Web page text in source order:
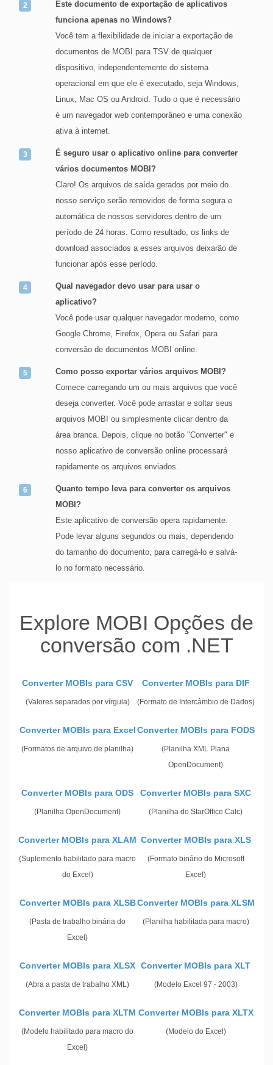
Este documento de exportação de aplicativos
funciona apenas no Windows?
Você tem a flexibilidade de iniciar a exportação de
documentos de MOBI para TSV de qualquer
dispositivo, independentemente do sistema
operacional em que ele é executado, seja Windows,
Linux, Mac OS ou Android. Tudo o que é necessário
é um navegador web contemporâneo e uma conexão
ativa à internet.
É seguro usar o aplicativo online para converter
vários documentos MOBI?
Claro! Os arquivos de saída gerados por meio do
nosso serviço serão removidos de forma segura e
automática de nossos servidores dentro de um
período de 24 horas. Como resultado, os links de
download associados a esses arquivos deixarão de
funcionar após esse período.
Qual navegador devo usar para usar o
aplicativo?
Você pode usar qualquer navegador moderno, como
Google Chrome, Firefox, Opera ou Safari para
conversão de documentos MOBI online.
Como posso exportar vários arquivos MOBI?
Comece carregando um ou mais arquivos que você
deseja converter. Você pode arrastar e soltar seus
arquivos MOBI ou simplesmente clicar dentro da
área branca. Depois, clique no botão "Converter" e
nosso aplicativo de conversão online processará
rapidamente os arquivos enviados.
Quanto tempo leva para converter os arquivos
MOBI?
Este aplicativo de conversão opera rapidamente.
Pode levar alguns segundos ou mais, dependendo
do tamanho do documento, para carregá-lo e salvá-
lo no formato necessário.
Explore MOBI Opções de
conversão com .NET
Converter MOBIs para CSV
(Valores separados por vírgula)
Converter MOBIs para DIF
(Formato de Intercâmbio de Dados)
Converter MOBIs para Excel
(Formatos de arquivo de planilha)
Converter MOBIs para FODS
(Planilha XML Plana
OpenDocument)
Converter MOBIs para ODS
(Planilha OpenDocument)
Converter MOBIs para SXC
(Planilha do StarOffice Calc)
Converter MOBIs para XLAM
(Suplemento habilitado para macro
do Excel)
Converter MOBIs para XLS
(Formato binário do Microsoft
Excel)
Converter MOBIs para XLSB
(Pasta de trabalho binária do
Excel)
Converter MOBIs para XLSM
(Planilha habilitada para macro)
Converter MOBIs para XLSX
(Abra a pasta de trabalho XML)
Converter MOBIs para XLT
(Modelo Excel 97 - 2003)
Converter MOBIs para XLTM
(Modelo habilitado para macro do
Excel)
Converter MOBIs para XLTX
(Modelo do Excel)